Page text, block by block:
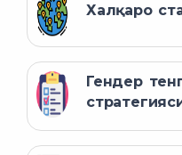
Халқаро
Гендер